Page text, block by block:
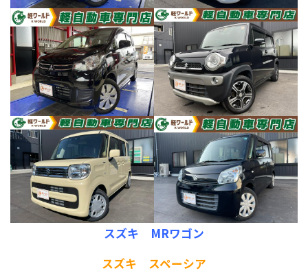
スズキ MRワゴン
スズキ スペーシア